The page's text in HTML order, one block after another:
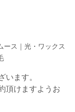
ース｜光・ワックス
います。
頂けますようお